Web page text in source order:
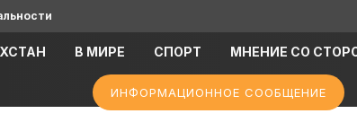
В МИРЕ СПОРТ МНЕНИЕ СО
ИНФОРМАЦИОННОЕ СООБЩЕНИЕ